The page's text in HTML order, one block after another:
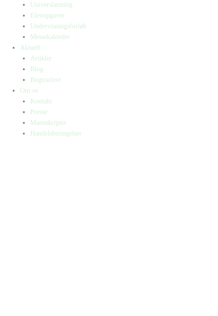
Universlæsning
Elevopgaver
Undervisningsforløb
Messekalender
Aktuelt
Artikler
Blog
Bogtrailere
Om os
Kontakt
Presse
Manuskripter
Handelsbetingelser